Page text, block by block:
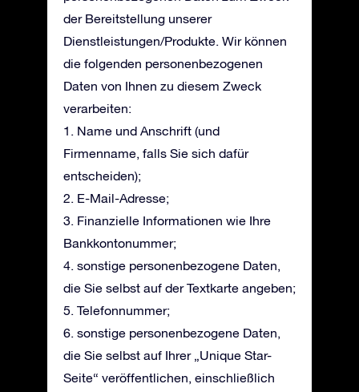
der Bereitstellung unserer
Dienstleistungen/Produkte. Wir können
die folgenden personenbezogenen
Daten von Ihnen zu diesem Zweck
verarbeiten:
1. Name und Anschrift (und
Firmenname, falls Sie sich dafür
entscheiden);
2. E-Mail-Adresse;
3. Finanzielle Informationen wie Ihre
Bankkontonummer;
4. sonstige personenbezogene Daten,
die Sie selbst auf der Textkarte angeben;
5. Telefonnummer;
6. sonstige personenbezogene Daten,
die Sie selbst auf Ihrer „Unique Star-
Seite“ veröffentlichen, einschließlich